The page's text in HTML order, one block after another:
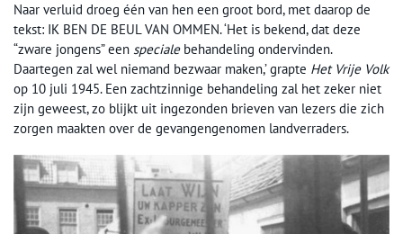
Naar verluid droeg één van hen een groot bord, met daarop de
tekst: IK BEN DE BEUL VAN OMMEN. ‘Het is bekend, dat deze
“zware jongens” een speciale behandeling ondervinden.
Daartegen zal wel niemand bezwaar maken,’ grapte Het Vrije Volk
op 10 juli 1945. Een zachtzinnige behandeling zal het zeker niet
zijn geweest, zo blijkt uit ingezonden brieven van lezers die zich
zorgen maakten over de gevangengenomen landverraders.